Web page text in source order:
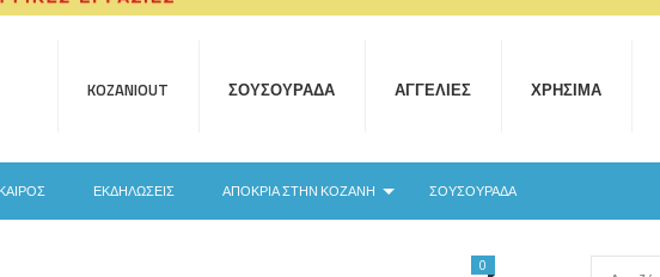
KOZANIOUT ΣΟΥΣΟΥΡΆΔΑ ΑΓΓΕΛΊΕΣ ΧΡΉΣΙΜΑ
ΚΑΙΡΌΣ ΕΚΔΗΛΏΣΕΙΣ ΑΠΟΚΡΙΆ ΣΤΗΝ ΚΟΖΆΝΗ ΣΟΥΣΟΥΡΆΔΑ
0